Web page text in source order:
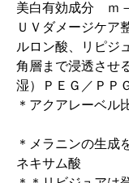
美白有効成分 ｍ
ＵＶダメージケア
ルロン酸、リピジ
角層まで浸透させ
湿）ＰＥＧ／ＰＰ
＊アクアレーベル
＊メラニンの生成
ネキサム酸